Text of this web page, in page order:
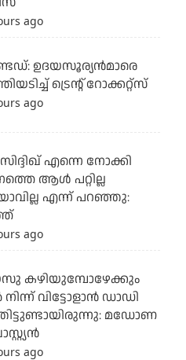
ago
ഉദയസൂര്യന്‍മാരെ
ട്രെന്റ് റോക്കറ്റ്‌സ്
ago
എന്നെ നോക്കി
ആൾ പറ്റില്ല
എന്ന് പറഞ്ഞു:
ago
കഴിയുമ്പോഴേക്കും
നിന്ന് വിട്ടോളാൻ ഡാഡി
മഡോണ
ago